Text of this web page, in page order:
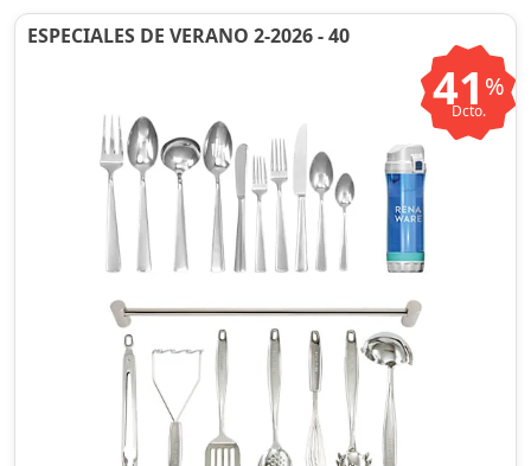
ESPECIALES DE VERANO 2-2026 - 40
41 %
Dcto.